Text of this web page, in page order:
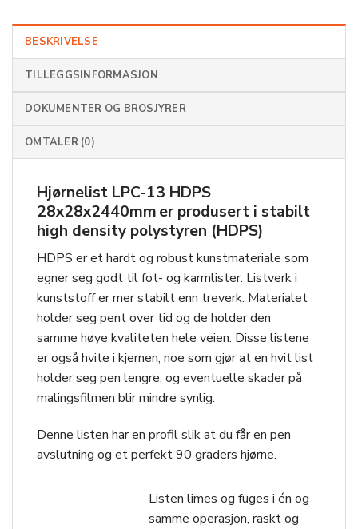
BESKRIVELSE
TILLEGGSINFORMASJON
DOKUMENTER OG BROSJYRER
OMTALER (0)
Hjørnelist LPC-13 HDPS
28x28x2440mm er produsert i stabilt
high density polystyren (HDPS)
HDPS er et hardt og robust kunstmateriale som
egner seg godt til fot- og karmlister. Listverk i
kunststoff er mer stabilt enn treverk. Materialet
holder seg pent over tid og de holder den
samme høye kvaliteten hele veien. Disse listene
er også hvite i kjernen, noe som gjør at en hvit list
holder seg pen lengre, og eventuelle skader på
malingsfilmen blir mindre synlig.
Denne listen har en profil slik at du får en pen
avslutning og et perfekt 90 graders hjørne.
Listen limes og fuges i én og
samme operasjon, raskt og